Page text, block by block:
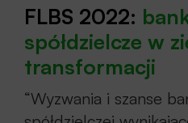
FLBS 2022:
spółdzielcze w
transformacji
“Wyzwania i szanse